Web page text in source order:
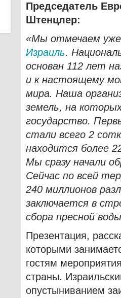
Председатель
Штенцлер:
«Мы отмечаем
Израиль.
основан 112 лет
и к настоящему
мира. Наша
земель, на
государство.
стали всего 2
находится более
Мы сразу начали
Сейчас по всей
240 миллионов
заключается в
сбора пресной
Презентация,
которыми
гостям
страны.
опустыниванием